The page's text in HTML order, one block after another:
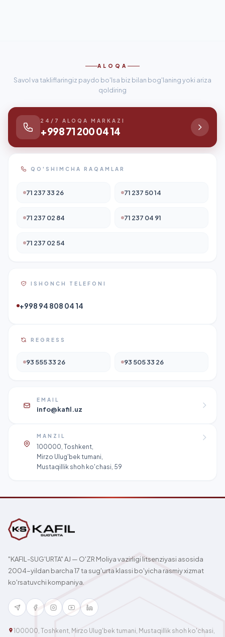
ALOQA
Savol va takliflaringiz paydo bo'lsa biz bilan bog'laning yoki ariza
qoldiring
24/7 ALOQA MARKAZI
+998 71 200 04 14
QO'SHIMCHA RAQAMLAR
71 237 33 26 71 237 50 14
71 237 02 84 71 237 04 91
71 237 02 54
ISHONCH TELEFONI
+998 94 808 04 14
REGRESS
93 555 33 26 93 505 33 26
EMAIL
info@kafil.uz
MANZIL
100000, Toshkent,
Mirzo Ulug'bek tumani,
Mustaqillik shoh ko'chasi, 59
"KAFIL-SUG'URTA" AJ — O'ZR Moliya vazirligi litsenziyasi asosida
2004-yildan barcha 17 ta sug'urta klassi bo'yicha rasmiy xizmat
ko'rsatuvchi kompaniya.
100000, Toshkent, Mirzo Ulug'bek tumani, Mustaqillik shoh ko'chasi,